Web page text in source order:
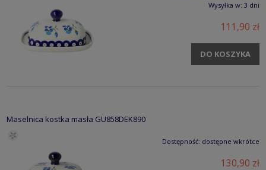
Wysyłka w: 3 dni
111,90 zł
DO KOSZYKA
Maselnica kostka masła GU858DEK890
Dostępność: dostępne wkrótce
130,90 zł